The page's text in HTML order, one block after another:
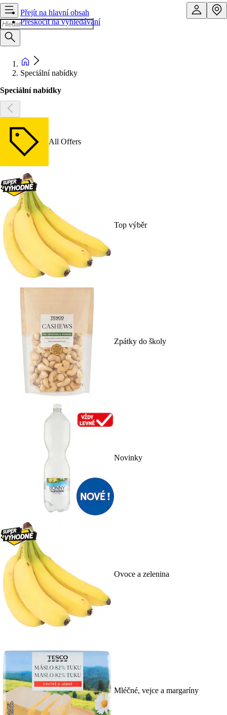
Přejít na hlavní obsah
Přeskočit na vyhledávání
Speciální nabídky
Speciální nabídky
All Offers
Top výběr
Zpátky do školy
Novinky
Ovoce a zelenina
Mléčné, vejce a margaríny